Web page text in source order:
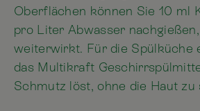
Oberflächen können Sie 10 ml
pro Liter Abwasser
weiterwirkt. Für die Spülküche
das Multikraft
Schmutz löst, ohne die Haut zu